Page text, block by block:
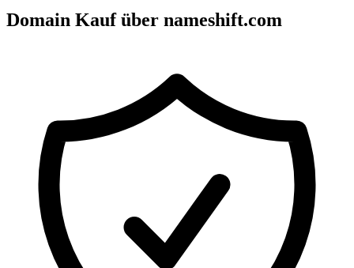
Domain Kauf über nameshift.com